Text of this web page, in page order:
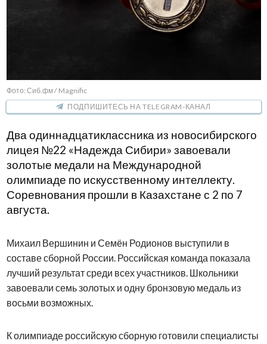
Фото: Сиб.фм / Magnific
ПОДПИШИТЕСЬ НА TELEGRAM-КАНАЛ
Два одиннадцатиклассника из новосибирского
лицея №22 «Надежда Сибири» завоевали
золотые медали на Международной
олимпиаде по искусственному интеллекту.
Соревнования прошли в Казахстане с 2 по 7
августа.
Михаил Вершинин и Семён Родионов выступили в
составе сборной России. Российская команда показала
лучший результат среди всех участников. Школьники
завоевали семь золотых и одну бронзовую медаль из
восьми возможных.
К олимпиаде российскую сборную готовили специалисты